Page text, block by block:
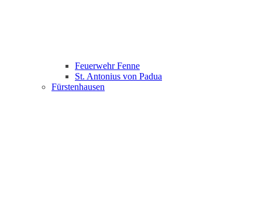
Feuerwehr Fenne
St. Antonius von Padua
Fürstenhausen